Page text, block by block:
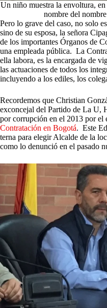
Un niño muestra la envoltura,
nombre del
Pero lo grave del caso, no solo
sino de su esposa, la señora
de los importantes Órganos de
una empleada pública. La
ella labora, es la encargada de
las actuaciones de todos los
incluyendo a los ediles, los
Recordemos que Christian
exconcejal del Partido de La U,
por corrupción en el 2013 por el
Contratación en Bogotá. Este
terna para elegir Alcalde de la
como lo denunció en el pasado